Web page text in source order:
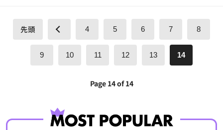
先頭 4 5 6 7 8
9 10 11 12 13 14
Page 14 of 14